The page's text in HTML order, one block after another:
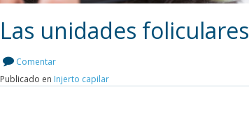
Leer más
Las unidades foliculares
Comentar
Publicado en Injerto capilar